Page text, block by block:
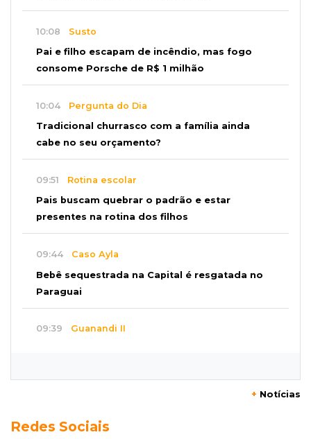
10:08 Susto
Pai e filho escapam de incêndio, mas fogo
consome Porsche de R$ 1 milhão
10:04 Pergunta do Dia
Tradicional churrasco com a família ainda
cabe no seu orçamento?
09:51 Rotina escolar
Pais buscam quebrar o padrão e estar
presentes na rotina dos filhos
09:44 Caso Ayla
Bebê sequestrada na Capital é resgatada no
Paraguai
09:39 Guanandi II
Carro bate em poste e deixa casas e
+ Notícias
Redes Sociais